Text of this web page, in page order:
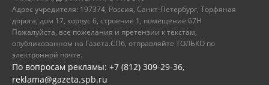
Адрес учредителя: 197374, Россия, Санкт-Петербург, Торфяная
дорога, дом 17, корпус 6, строение 1, помещение 67Н
Пожалуйста, все пожелания и претензии к текстам,
опубликованном на Газета.СПб, отправляйте ТОЛЬКО по
электронной почте.
По вопросам рекламы: +7 (812) 309-29-36,
reklama@gazeta.spb.ru